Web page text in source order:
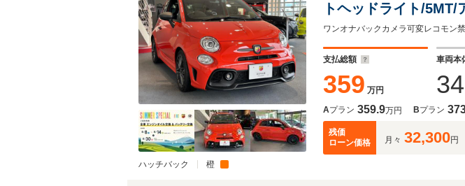
ハッチバック 橙
トヘッドライト/5MT/
ワンオナバックカメラ可変レコモン
支払総額
359 万円
車両本
Aプラン 359.9万円 Bプラン
残価
ローン価格
月々 32,300円